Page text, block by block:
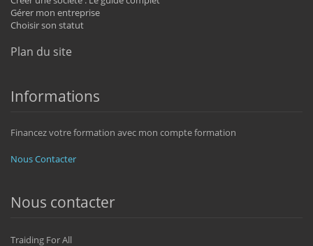
Gérer mon entreprise
Choisir son statut
Plan du site
Informations
Financez votre formation avec mon compte formation
Nous Contacter
Nous contacter
Traiding For All